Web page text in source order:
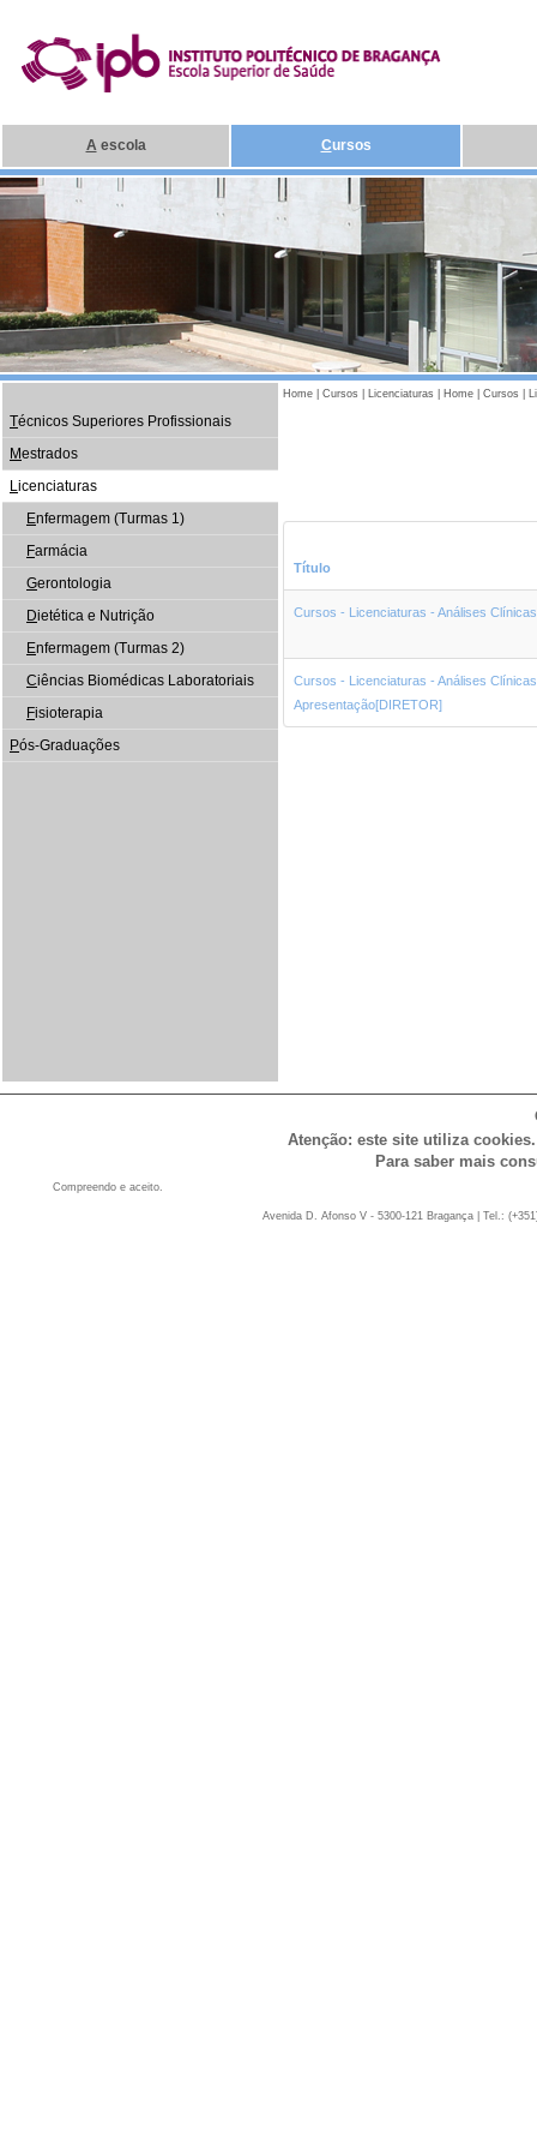
A escola Cursos
Técnicos Superiores Profissionais
Mestrados
Licenciaturas
Enfermagem (Turmas 1)
Farmácia
Gerontologia
Dietética e Nutrição
Enfermagem (Turmas 2)
Ciências Biomédicas Laboratoriais
Fisioterapia
Pós-Graduações
Home Cursos Licenciaturas Home Cursos
Título
Cursos - Licenciaturas - Análises
Cursos - Licenciaturas - Análises
Apresentação[DIRETOR]
Atenção: este site utiliza
Para saber mais
Compreendo e aceito.
Avenida D. Afonso V - 5300-121 Bragança | Tel.: